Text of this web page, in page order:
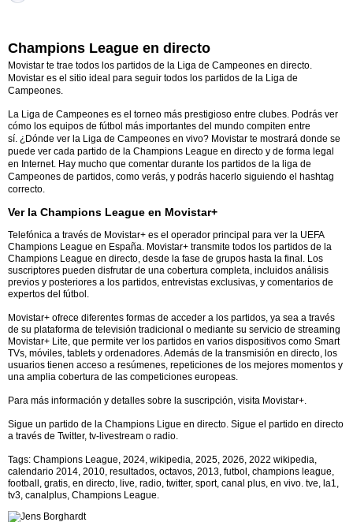
Champions League en directo
Movistar te trae todos los partidos de la Liga de Campeones en directo.
Movistar es el sitio ideal para seguir todos los partidos de la Liga de
Campeones.
La Liga de Campeones es el torneo más prestigioso entre clubes. Podrás ver
cómo los equipos de fútbol más importantes del mundo compiten entre
sí. ¿Dónde ver la Liga de Campeones en vivo? Movistar te mostrará donde se
puede ver cada partido de la Champions League en directo y de forma legal
en Internet. Hay mucho que comentar durante los partidos de la liga de
Campeones de partidos, como verás, y podrás hacerlo siguiendo el hashtag
correcto.
Ver la Champions League en Movistar+
Telefónica a través de Movistar+ es el operador principal para ver la UEFA
Champions League en España. Movistar+ transmite todos los partidos de la
Champions League en directo, desde la fase de grupos hasta la final. Los
suscriptores pueden disfrutar de una cobertura completa, incluidos análisis
previos y posteriores a los partidos, entrevistas exclusivas, y comentarios de
expertos del fútbol.
Movistar+ ofrece diferentes formas de acceder a los partidos, ya sea a través
de su plataforma de televisión tradicional o mediante su servicio de streaming
Movistar+ Lite, que permite ver los partidos en varios dispositivos como Smart
TVs, móviles, tablets y ordenadores. Además de la transmisión en directo, los
usuarios tienen acceso a resúmenes, repeticiones de los mejores momentos y
una amplia cobertura de las competiciones europeas.
Para más información y detalles sobre la suscripción, visita Movistar+.
Sigue un partido de la Champions Ligue en directo. Sigue el partido en directo
a través de Twitter, tv-livestream o radio.
Tags: Champions League, 2024, wikipedia, 2025, 2026, 2022 wikipedia,
calendario 2014, 2010, resultados, octavos, 2013, futbol, champions league,
football, gratis, en directo, live, radio, twitter, sport, canal plus, en vivo. tve, la1,
tv3, canalplus, Champions League.